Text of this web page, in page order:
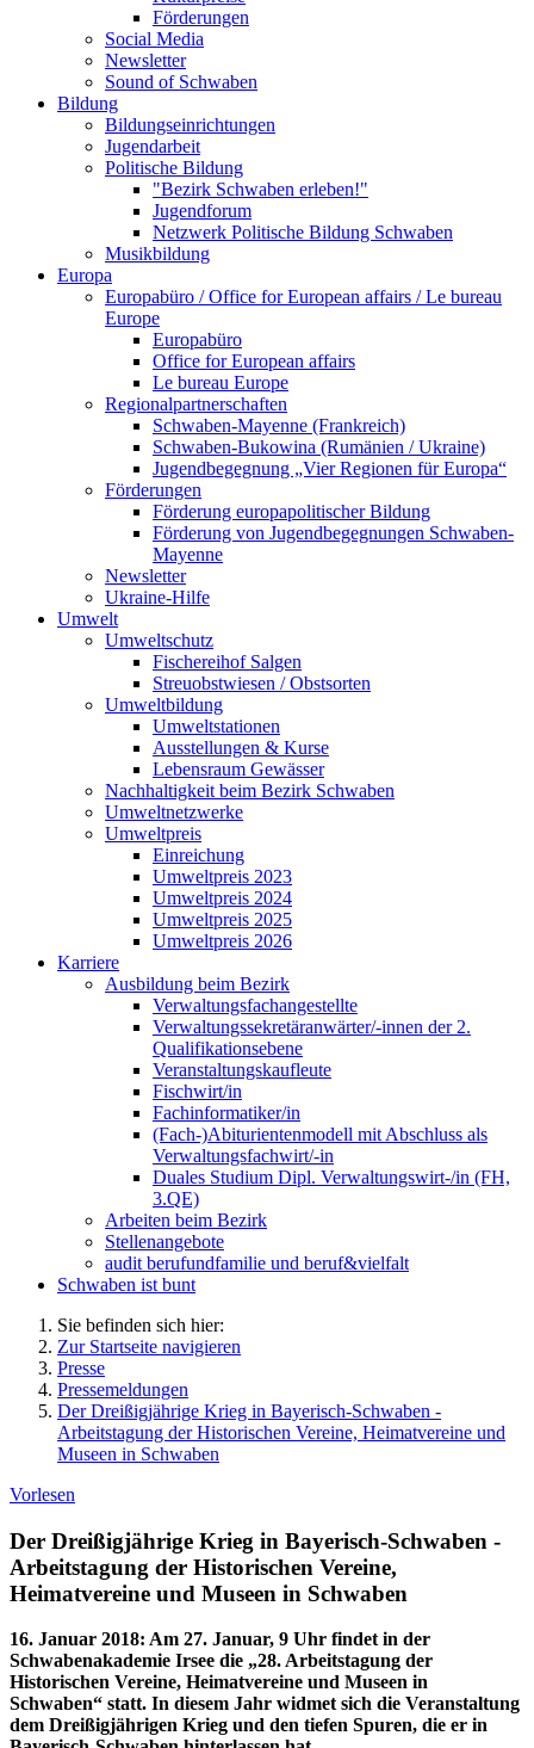
Förderungen
Social Media
Newsletter
Sound of Schwaben
Bildung
Bildungseinrichtungen
Jugendarbeit
Politische Bildung
"Bezirk Schwaben erleben!"
Jugendforum
Netzwerk Politische Bildung Schwaben
Musikbildung
Europa
Europabüro / Office for European affairs / Le bureau
Europe
Europabüro
Office for European affairs
Le bureau Europe
Regionalpartnerschaften
Schwaben-Mayenne (Frankreich)
Schwaben-Bukowina (Rumänien / Ukraine)
Jugendbegegnung „Vier Regionen für Europa“
Förderungen
Förderung europapolitischer Bildung
Förderung von Jugendbegegnungen Schwaben-
Mayenne
Newsletter
Ukraine-Hilfe
Umwelt
Umweltschutz
Fischereihof Salgen
Streuobstwiesen / Obstsorten
Umweltbildung
Umweltstationen
Ausstellungen & Kurse
Lebensraum Gewässer
Nachhaltigkeit beim Bezirk Schwaben
Umweltnetzwerke
Umweltpreis
Einreichung
Umweltpreis 2023
Umweltpreis 2024
Umweltpreis 2025
Umweltpreis 2026
Karriere
Ausbildung beim Bezirk
Verwaltungsfachangestellte
Verwaltungssekretäranwärter/-innen der 2.
Qualifikationsebene
Veranstaltungskaufleute
Fischwirt/in
Fachinformatiker/in
(Fach-)Abiturientenmodell mit Abschluss als
Verwaltungsfachwirt/-in
Duales Studium Dipl. Verwaltungswirt-/in (FH,
3.QE)
Arbeiten beim Bezirk
Stellenangebote
audit berufundfamilie und beruf&vielfalt
Schwaben ist bunt
Sie befinden sich hier:
Zur Startseite navigieren
Presse
Pressemeldungen
Der Dreißigjährige Krieg in Bayerisch-Schwaben -
Arbeitstagung der Historischen Vereine, Heimatvereine und
Museen in Schwaben
Vorlesen
Der Dreißigjährige Krieg in Bayerisch-Schwaben -
Arbeitstagung der Historischen Vereine,
Heimatvereine und Museen in Schwaben
16. Januar 2018: Am 27. Januar, 9 Uhr findet in der
Schwabenakademie Irsee die „28. Arbeitstagung der
Historischen Vereine, Heimatvereine und Museen in
Schwaben“ statt. In diesem Jahr widmet sich die Veranstaltung
dem Dreißigjährigen Krieg und den tiefen Spuren, die er in